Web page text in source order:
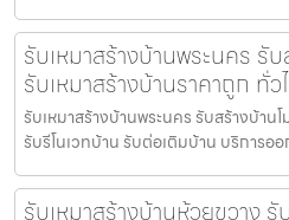
รับเหมาสร้างบ้านพระนคร รั
รับเหมาสร้างบ้านราคาถูก ทั่ว
รับเหมาสร้างบ้านพระนคร รับสร้างบ้าน
รับรีโนเวทบ้าน รับต่อเติมบ้าน บริการอ
รับเหมาสร้างบ้านห้วยขวาง